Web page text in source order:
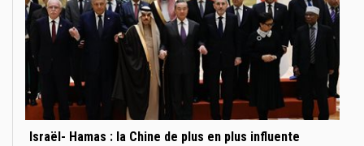
Israël- Hamas : la Chine de plus en plus influente